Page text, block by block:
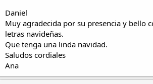
Daniel
Muy agradecida por su presencia y bello
letras navideñas.
Que tenga una linda navidad.
Saludos cordiales
Ana